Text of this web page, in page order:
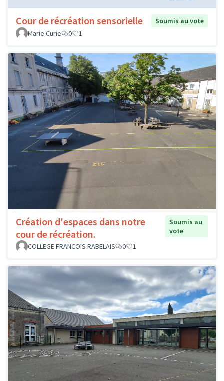
Cour de récréation sensorielle
Soumis au vote
Marie Curie
0 1
Création d'espaces dans notre
cour de récréation.
Soumis au
vote
COLLEGE FRANCOIS RABELAIS
0 1